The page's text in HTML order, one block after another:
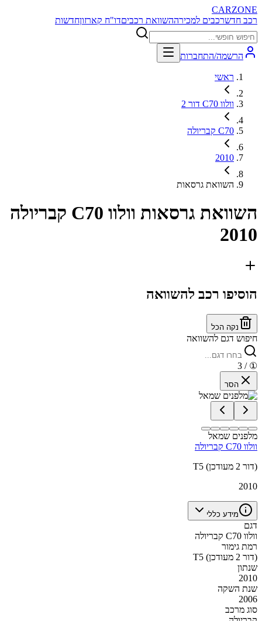
CARZONE
רכב חדשרכבים למכירההשוואת רכביםדו"ח קארזוןחדשות
הרשמה/התחברות
ראשי
וולוו C70 דור 2
C70 קבריולה
2010
השוואת גרסאות
השוואת גרסאות
וולוו C70 קבריולה
2010
הוסיפו רכב להשוואה
נקה הכל
חיפוש דגם להשוואה
①
/ 3
הסר
מלפנים שמאל
וולוו C70 קבריולה
T5 (דור 2 מעודכן)
2010
מידע כללי
דגם
וולוו C70 קבריולה
רמת גימור
T5 (דור 2 מעודכן)
שנתון
2010
שנת השקה
2006
סוג מרכב